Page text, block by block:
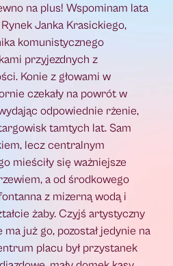
na plus! Wspominam lata
Janka Krasickiego,
komunistycznego
przyjezdnych z
Konie z głowami w
czekały na powrót w
odpowiednie rżenie,
tamtych lat. Sam
lecz centralnym
mieściły się ważniejsze
a od środkowego
z mizerną wodą i
żaby. Czyjś artystyczny
już go, pozostał jedynie na
placu był przystanek